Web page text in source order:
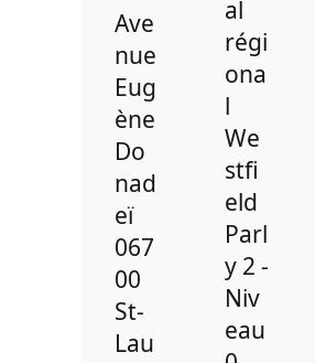
Ave
nue
Eug
ène
Do
nad
eï
067
00
St-
Lau
al
régi
ona
l
We
stfi
eld
Parl
y 2 -
Niv
eau